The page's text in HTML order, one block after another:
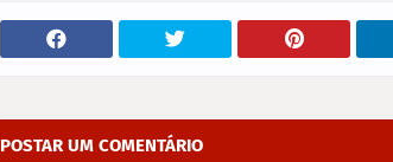
POSTAR UM COMENTÁRIO